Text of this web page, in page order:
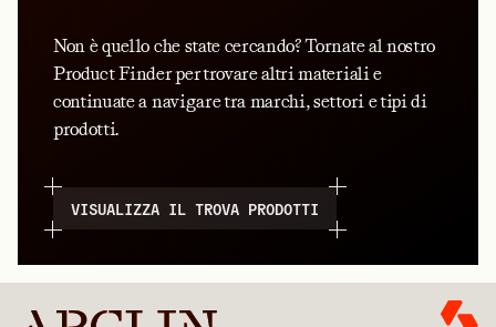
Non è quello che state cercando? Tornate al nostro
Product Finder per trovare altri materiali e
continuate a navigare tra marchi, settori e tipi di
prodotti.
VISUALIZZA IL TROVA PRODOTTI